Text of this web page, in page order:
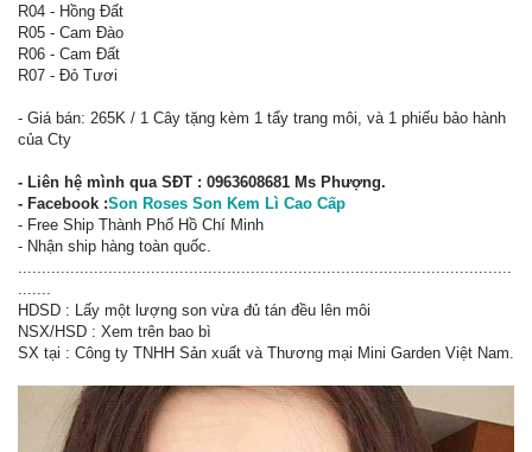
R04 - Hồng Đất
R05 - Cam Đào
R06 - Cam Đất
R07 - Đỏ Tươi
- Giá bán: 265K / 1 Cây tặng kèm 1 tẩy trang môi, và 1 phiếu bảo hành
của Cty
- Liên hệ mình qua SĐT : 0963608681 Ms Phượng.
- Facebook :Son Roses Son Kem Lì Cao Cấp
- Free Ship Thành Phố Hồ Chí Minh
- Nhận ship hàng toàn quốc.
........................................................................................................
.......
HDSD : Lấy một lượng son vừa đủ tán đều lên môi
NSX/HSD : Xem trên bao bì
SX tại : Công ty TNHH Sản xuất và Thương mại Mini Garden Việt Nam.